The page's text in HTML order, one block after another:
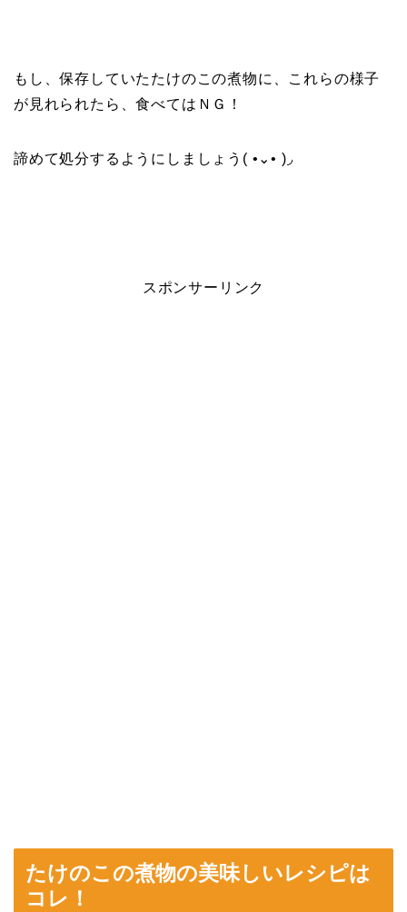
もし、保存していたたけのこの煮物に、これらの様子
が見れられたら、食べてはＮＧ！
諦めて処分するようにしましょう( •⌄• )◞
スポンサーリンク
たけのこの煮物の美味しいレシピは
コレ！